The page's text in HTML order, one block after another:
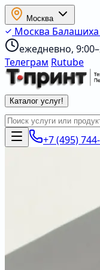
Москва
Москва Балашиха
ежедневно,
Телеграм Rutube
Каталог услуг!
+7 (495)